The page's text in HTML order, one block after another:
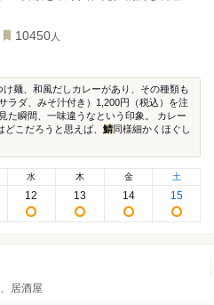
10450 人
け麺、和風だしカレーがあり、その種類も
ラダ、みそ汁付き）1,200円（税込）を注
た瞬間、一味違うなという印象。 カレー
こだろうと思えば、 鯖同様細かくほぐし
水
12
木
13
金
14
土
15
居酒屋